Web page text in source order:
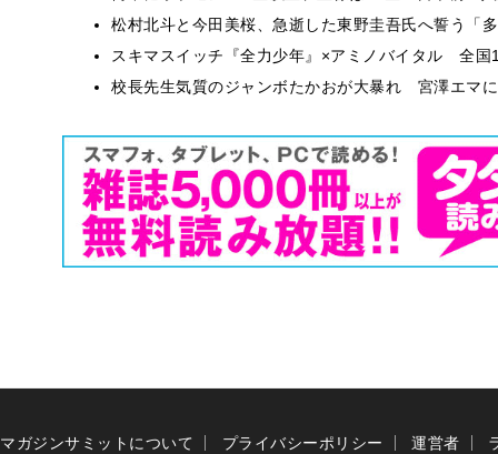
松村北斗と今田美桜、急逝した東野圭吾氏へ誓う「
スキマスイッチ『全力少年』×アミノバイタル 全国
校長先生気質のジャンボたかおが大暴れ 宮澤エマ
マガジンサミットについて プライバシーポリシー 運営者